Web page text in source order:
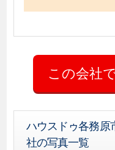
ハウスドゥ各務原
社の写真一覧